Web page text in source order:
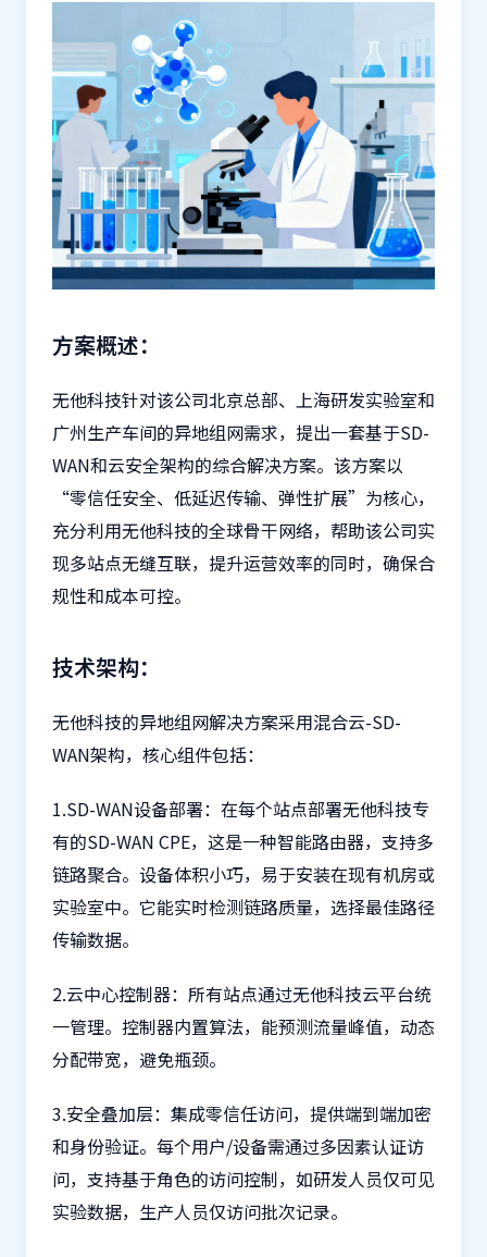
方案概述：
无他科技针对该公司北京总部、上海研发实验室和
广州生产车间的异地组网需求，提出一套基于SD-
WAN和云安全架构的综合解决方案。该方案以
“零信任安全、低延迟传输、弹性扩展”为核心，
充分利用无他科技的全球骨干网络，帮助该公司实
现多站点无缝互联，提升运营效率的同时，确保合
规性和成本可控。
技术架构：
无他科技的异地组网解决方案采用混合云-SD-
WAN架构，核心组件包括：
1.SD-WAN设备部署：在每个站点部署无他科技专
有的SD-WAN CPE，这是一种智能路由器，支持多
链路聚合。设备体积小巧，易于安装在现有机房或
实验室中。它能实时检测链路质量，选择最佳路径
传输数据。
2.云中心控制器：所有站点通过无他科技云平台统
一管理。控制器内置算法，能预测流量峰值，动态
分配带宽，避免瓶颈。
3.安全叠加层：集成零信任访问，提供端到端加密
和身份验证。每个用户/设备需通过多因素认证访
问，支持基于角色的访问控制，如研发人员仅可见
实验数据，生产人员仅访问批次记录。